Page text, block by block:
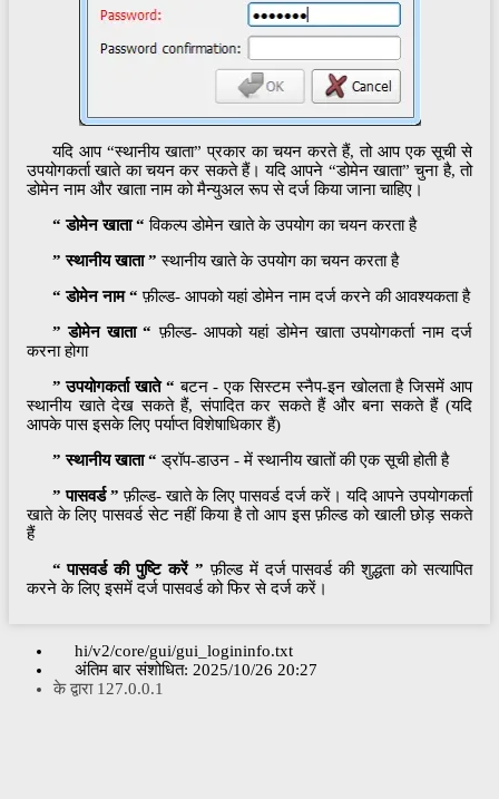
यदि आप “स्थानीय खाता” प्रकार का चयन करते हैं, तो आप एक सूची से
उपयोगकर्ता खाते का चयन कर सकते हैं। यदि आपने “डोमेन खाता” चुना है, तो
डोमेन नाम और खाता नाम को मैन्युअल रूप से दर्ज किया जाना चाहिए।
“ डोमेन खाता “ विकल्प डोमेन खाते के उपयोग का चयन करता है
” स्थानीय खाता ”स्थानीय खाते के उपयोग का चयन करता है
“ डोमेन नाम “ फ़ील्ड- आपको यहां डोमेन नाम दर्ज करने की आवश्यकता है
” डोमेन खाता “ फ़ील्ड- आपको यहां डोमेन खाता उपयोगकर्ता नाम दर्ज
करना होगा
” उपयोगकर्ता खाते “ बटन - एक सिस्टम स्नैप-इन खोलता है जिसमें आप
स्थानीय खाते देख सकते हैं, संपादित कर सकते हैं और बना सकते हैं (यदि
आपके पास इसके लिए पर्याप्त विशेषाधिकार हैं)
” स्थानीय खाता “ ड्रॉप-डाउन - में स्थानीय खातों की एक सूची होती है
” पासवर्ड ”फ़ील्ड- खाते के लिए पासवर्ड दर्ज करें। यदि आपने उपयोगकर्ता
खाते के लिए पासवर्ड सेट नहीं किया है तो आप इस फ़ील्ड को खाली छोड़ सकते
हैं
“ पासवर्ड की पुष्टि करें ”फ़ील्ड में दर्ज पासवर्ड की शुद्धता को सत्यापित
करने के लिए इसमें दर्ज पासवर्ड को फिर से दर्ज करें।
hi/v2/core/gui/gui_logininfo.txt
अंतिम बार संशोधित: 2025/10/26 20:27
के द्वारा 127.0.0.1